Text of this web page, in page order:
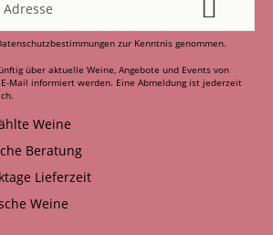
zur Kenntnis genommen.
über aktuelle Weine, Angebote und Events von
E-Mail informiert werden. Eine Abmeldung ist jederzeit
Weine
Beratung
Lieferzeit
Weine